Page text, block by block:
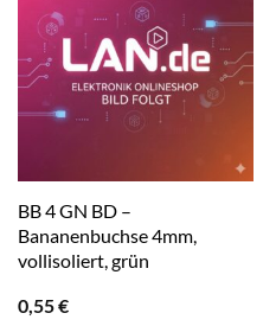
BB 4 GN BD –
Bananenbuchse 4mm,
vollisoliert, grün
0,55€